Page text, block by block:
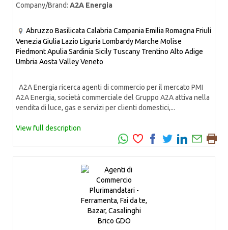
Company/Brand: A2A Energia
Abruzzo Basilicata Calabria Campania Emilia Romagna Friuli
Venezia Giulia Lazio Liguria LombardyMarche Molise
PiedmontApulia Sardinia Sicily Tuscany Trentino Alto Adige
Umbria Aosta ValleyVeneto
A2A Energia ricerca agenti di commercio per il mercato PMI
A2A Energia, società commerciale del Gruppo A2A attiva nella
vendita di luce, gas e servizi per clienti domestici,...
View full description